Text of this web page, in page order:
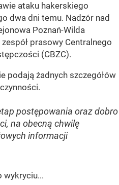
ataku hakerskiego
dwa dni temu. Nadzór nad
Poznań-Wilda
prasowy Centralnego
(CBZC).
podają żadnych szczegółów
postępowania oraz dobro
na obecną chwilę
informacji
wykryciu...